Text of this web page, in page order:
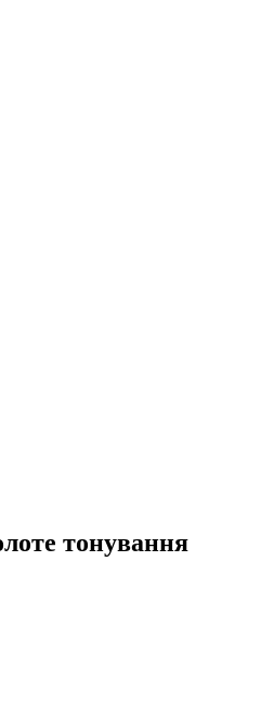
тонування